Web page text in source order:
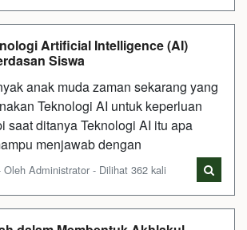
Artificial Intelligence (AI)
Siswa
anak muda zaman sekarang yang
Teknologi AI untuk keperluan
saat ditanya Teknologi AI itu apa
menjawab dengan
Administrator - Dilihat 362 kali